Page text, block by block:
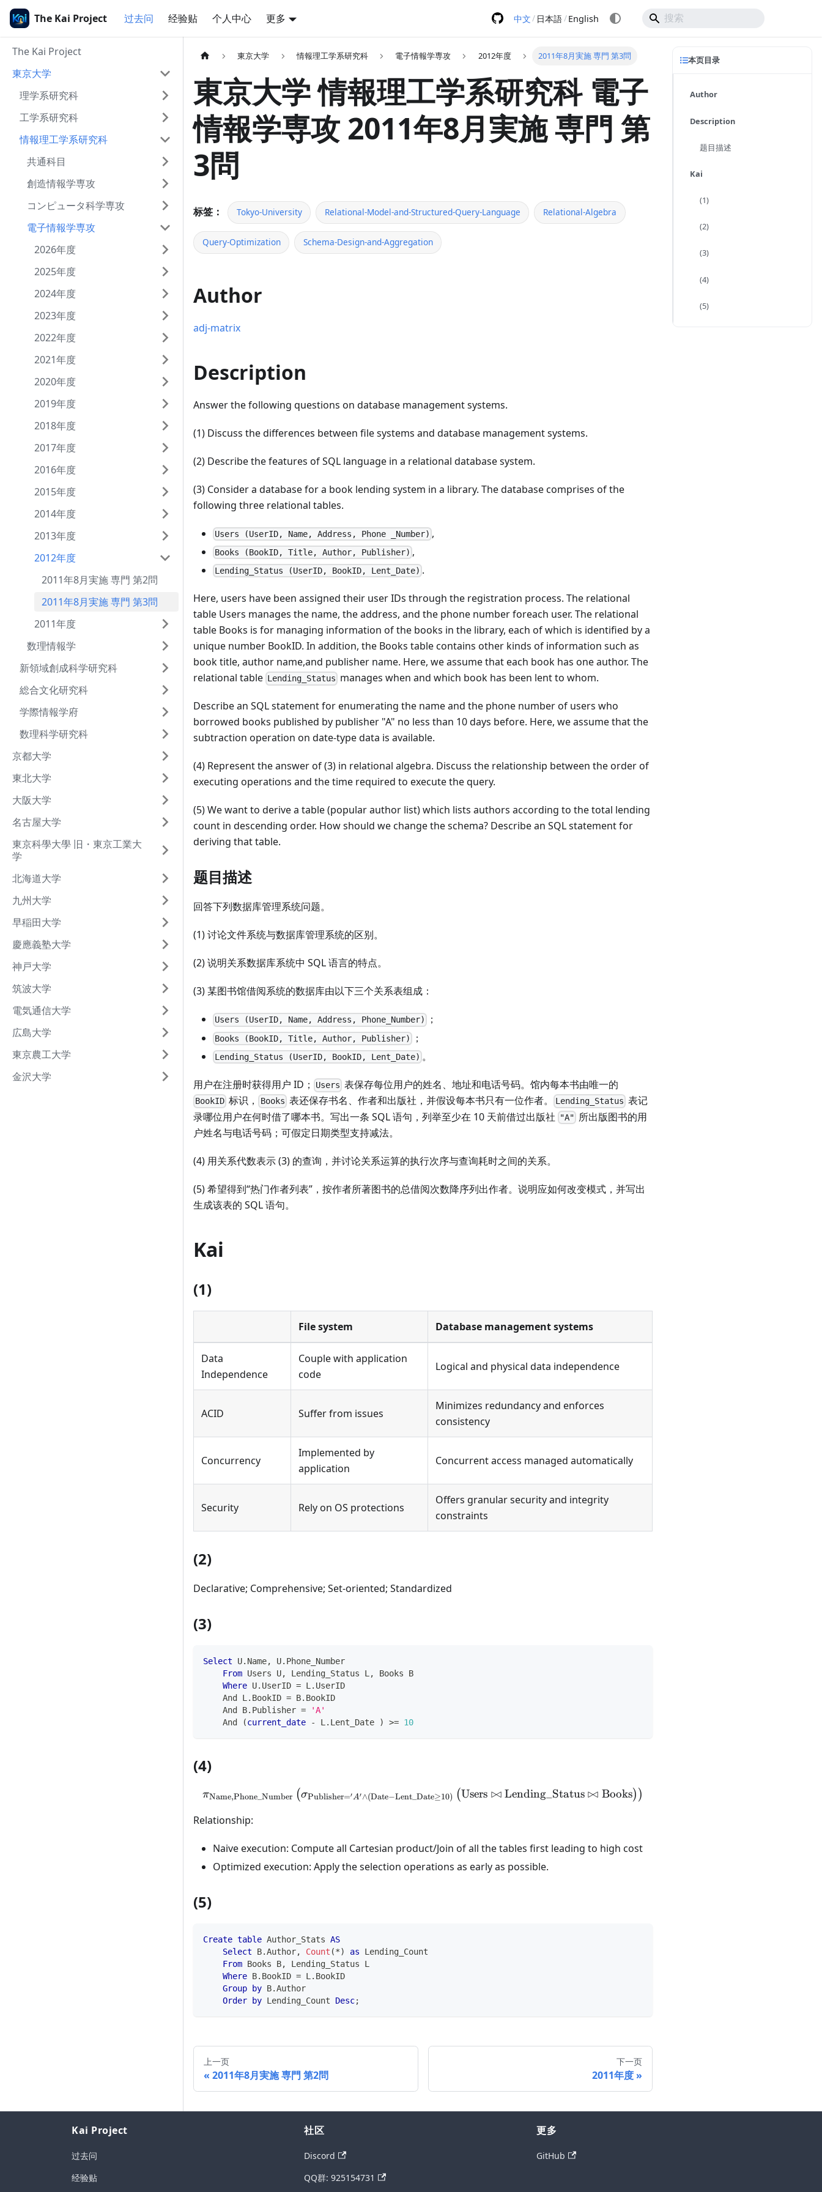
The Kai Project 过去问 经验贴 个人中心 更多 中文/ 日本語/English
The Kai Project
東京大学
理学系研究科
工学系研究科
情報理工学系研究科
共通科目
創造情報学専攻
コンピュータ科学専攻
電子情報学専攻
2026年度
2025年度
2024年度
2023年度
2022年度
2021年度
2020年度
2019年度
2018年度
2017年度
2016年度
2015年度
2014年度
2013年度
2012年度
2011年8月実施 専門 第2問
2011年8月実施 専門 第3問
2011年度
数理情報学
新領域創成科学研究科
総合文化研究科
学際情報学府
数理科学研究科
京都大学
東北大学
大阪大学
名古屋大学
東京科學大學 旧・東京工業大
学
北海道大学
九州大学
早稲田大学
慶應義塾大学
神戸大学
筑波大学
電気通信大学
広島大学
東京農工大学
金沢大学
東京大学 情報理工学系研究科 電子情報学専攻 2012年度 2011年8月実施 専門 第3問
東京大学 情報理工学系研究科 電子
情報学専攻 2011年8月実施 専門 第
3問
标签： Tokyo-University Relational-Model-and-Structured-Query-Language Relational-Algebra
Query-Optimization Schema-Design-and-Aggregation
Author
adj-matrix
Description
Answer the following questions on database management systems.
(1) Discuss the differences between file systems and database management systems.
(2) Describe the features of SQL language in a relational database system.
(3) Consider a database for a book lending system in a library. The database comprises of the
following three relational tables.
Users (UserID, Name, Address, Phone _Number) ,
Books (BookID, Title, Author, Publisher) ,
Lending_Status (UserID, BookID, Lent_Date) .
Here, users have been assigned their user IDs through the registration process. The relational
table Users manages the name, the address, and the phone number foreach user. The relational
table Books is for managing information of the books in the library, each of which is identified by a
unique number BookID. In addition, the Books table contains other kinds of information such as
book title, author name,and publisher name. Here, we assume that each book has one author. The
relational table Lending_Status manages when and which book has been lent to whom.
Describe an SQL statement for enumerating the name and the phone number of users who
borrowed books published by publisher "A" no less than 10 days before. Here, we assume that the
subtraction operation on date-type data is available.
(4) Represent the answer of (3) in relational algebra. Discuss the relationship between the order of
executing operations and the time required to execute the query.
(5) We want to derive a table (popular author list) which lists authors according to the total lending
count in descending order. How should we change the schema? Describe an SQL statement for
deriving that table.
题目描述
回答下列数据库管理系统问题。
(1) 讨论文件系统与数据库管理系统的区别。
(2) 说明关系数据库系统中 SQL 语言的特点。
(3) 某图书馆借阅系统的数据库由以下三个关系表组成：
Users (UserID, Name, Address, Phone_Number) ；
Books (BookID, Title, Author, Publisher) ；
Lending_Status (UserID, BookID, Lent_Date) 。
用户在注册时获得用户 ID； Users 表保存每位用户的姓名、地址和电话号码。馆内每本书由唯一的
BookID 标识， Books 表还保存书名、作者和出版社，并假设每本书只有一位作者。 Lending_Status 表记
录哪位用户在何时借了哪本书。写出一条 SQL 语句，列举至少在 10 天前借过出版社
"A" 所出版图书的用
户姓名与电话号码；可假定日期类型支持减法。
(4) 用关系代数表示 (3) 的查询，并讨论关系运算的执行次序与查询耗时之间的关系。
(5) 希望得到“热门作者列表”，按作者所著图书的总借阅次数降序列出作者。说明应如何改变模式，并写出
生成该表的 SQL 语句。
Kai
(1)
File system Database management systems
Data
Independence
Couple with application
code
Logical and physical data independence
ACID Suffer from issues
Minimizes redundancy and enforces
consistency
Concurrency
Implemented by
application
Concurrent access managed automatically
Security Rely on OS protections
Offers granular security and integrity
constraints
(2)
Declarative; Comprehensive; Set-oriented; Standardized
(3)
Select U. Name, U. Phone_Number
From Users U, Lending_Status L ,
Books B
Where U. UserID = L . UserID
And
L . BookID = B. BookID
And
B. Publisher =
'A'
And
(current_date - L . Lent_Date ) >= 10
(4)
\pi_{\text{Name}, \text{Phone\_Number}} \left(
πName,Phone_Number (σPublisher=′A′∧(Date−Lent_Date≥10) (Users ⋈ Lending_Status ⋈ Books) )
Relationship:
Naive execution: Compute all Cartesian product/Join of all the tables first leading to high cost
Optimized execution: Apply the selection operations as early as possible.
(5)
Create table Author_Stats AS
Select B.Author, Count (*) as Lending_Count
From Books B,
Lending_Status L
Where B. BookID = L . BookID
Group
by B.Author
Order
by Lending_Count Desc;
上一页
2011年8月実施 専門 第2問
下一页
2011年度
本页目录
Author
Description
题目描述
Kai
(1)
(2)
(3)
(4)
(5)
Kai Project
过去问
经验贴
社区
Discord
QQ群: 925154731
更多
GitHub